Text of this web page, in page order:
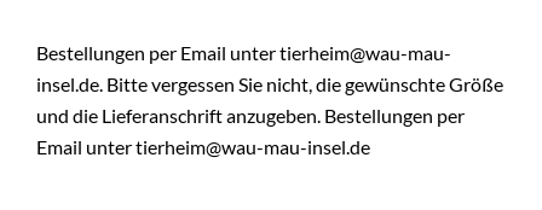
Bestellungen per Email unter tierheim@wau-mau-
insel.de. Bitte vergessen Sie nicht, die gewünschte Größe
und die Lieferanschrift anzugeben. Bestellungen per
Email unter tierheim@wau-mau-insel.de